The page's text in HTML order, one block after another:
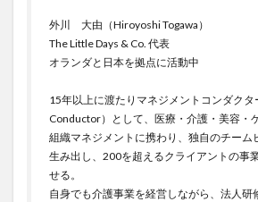
外川 大由（Hiroyoshi Togawa）
The Little Days & Co. 代表
オランダと日本を拠点に活動中
15年以上に渡たりマネジメントコンダク
Conductor）として、医療・介護・美容・
組織マネジメントに携わり、独自のチーム
生み出し、200を超えるクライアントの事
せる。
自身でも介護事業を経営しながら、法人研